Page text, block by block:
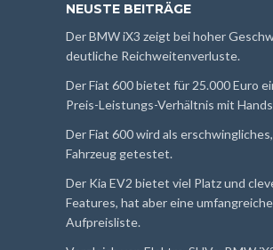
NEUSTE BEITRÄGE
Der BMW iX3 zeigt bei hoher
deutliche Reichweitenverluste.
Der Fiat 600 bietet für 25.000 Euro
Preis-Leistungs-Verhältnis mit
Der Fiat 600 wird als
Fahrzeug getestet.
Der Kia EV2 bietet viel Platz und
Features, hat aber eine umfangreiche
Aufpreisliste.